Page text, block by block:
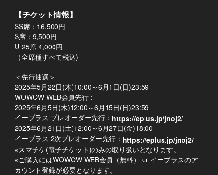
【チケット情報】
SS席：16,500円
S席：9,500円
U-25席 4,000円
（全席種すべて税込)
＜先行抽選＞
2025年5月22日(木)10:00～6月1日(日)23:59
WOWOW WEB会員先行：
2025年6月5日(木)12:00～6月15日(日)23:59
イープラス プレオーダー先行： https://eplus.jp/jnoj2/
2025年6月21日(土)12:00～6月27日(金)18:00
イープラス 2次プレオーダー先行： https://eplus.jp/jnoj2/
※スマチケ(電子チケット)のみの取り扱いとなります。
※ご購入にはWOWOW WEB会員（無料） or イープラスのア
カウント登録が必要となります。